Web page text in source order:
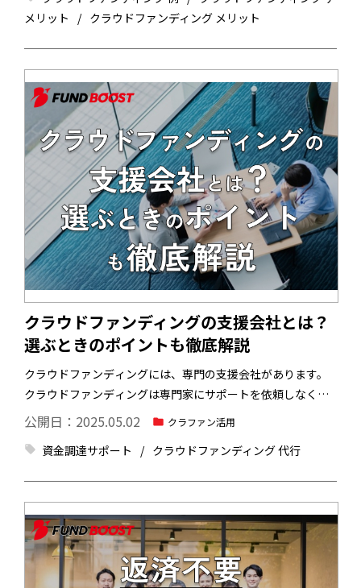
て、対策しておくことが大切です。今回は、企業向けにクラ
ご参考にしてみてください。
メリット
クラウドファンディング メリット
クラウドファンディングの支援会社とは？
選ぶときのポイントも徹底解説
クラウドファンディングには、専門の支援会社があります。
クラウドファンディングは専門家にサポートを依頼しなくて
も実行できますが、初めて挑戦する場合やリソースが限られ
いえ、専門の支援会社に依頼するには費用が発生するため、
の支援会社を選ぶときのポイントも解説するので、ご参考に
してみてください。
公開日：2025.05.02 クラファン活用
資金調達サポート クラウドファンディング 代行